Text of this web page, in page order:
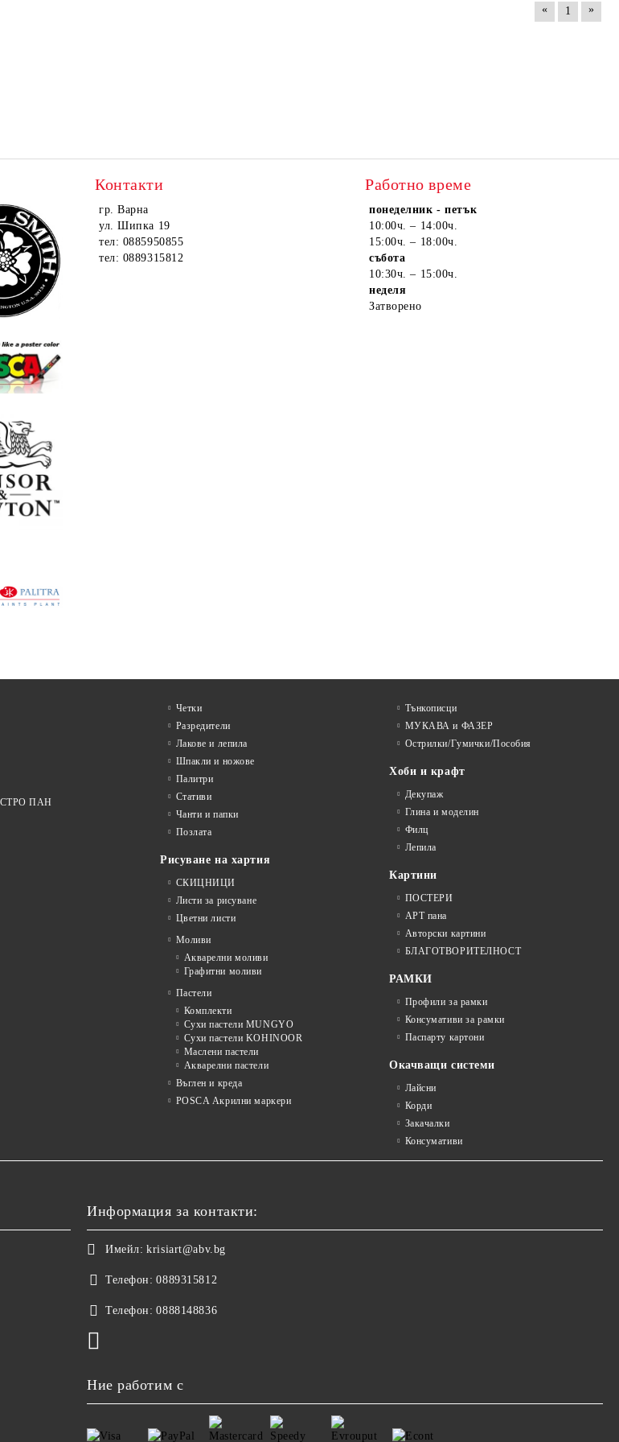
« 1 »
Контакти
гр. Варна
ул. Шипка 19
тел: 0885950855
тел: 0889315812
Работно време
понеделник - петък
10:00ч. – 14:00ч.
15:00ч. – 18:00ч.
събота
10:30ч. – 15:00ч.
неделя
Затворено
ПАН
Четки
Разредители
Лакове и лепила
Шпакли и ножове
Палитри
Стативи
Чанти и папки
Позлата
Рисуване на хартия
СКИЦНИЦИ
Листи за рисуване
Цветни листи
Моливи
Акварелни моливи
Графитни моливи
Пастели
Комплекти
Сухи пастели MUNGYO
Сухи пастели KOHINOOR
Маслени пастели
Акварелни пастели
Въглен и креда
POSCA Акрилни маркери
Тънкописци
МУКАВА и ФАЗЕР
Острилки/Гумички/Пособия
Хоби и крафт
Декупаж
Глина и моделин
Филц
Лепила
Картини
ПОСТЕРИ
АРТ пана
Авторски картини
БЛАГОТВОРИТЕЛНОСТ
РАМКИ
Профили за рамки
Консумативи за рамки
Паспарту картони
Окачващи системи
Лайсни
Корди
Закачалки
Консумативи
Информация за контакти:
Имейл: krisiart@abv.bg
Телефон: 0889315812
Телефон: 0888148836
Ние работим с